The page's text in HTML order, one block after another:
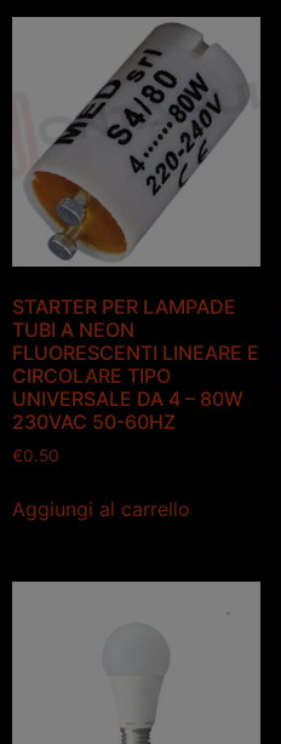
STARTER PER LAMPADE
TUBI A NEON
FLUORESCENTI LINEARE E
CIRCOLARE TIPO
UNIVERSALE DA 4 – 80W
230VAC 50-60HZ
€0.50
Aggiungi al carrello